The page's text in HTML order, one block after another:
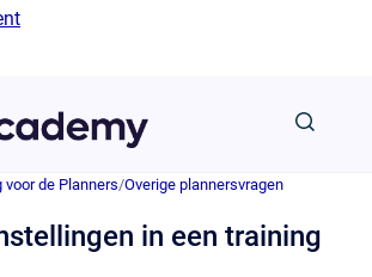
voor de Planners/Overige plannersvragen
in een training